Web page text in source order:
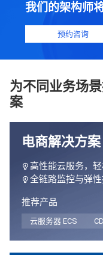
我们的架构师
预约咨询
为不同业务场
案
电商解决方案
高性能云服务，
全链路监控与弹
推荐产品
云服务器 ECS